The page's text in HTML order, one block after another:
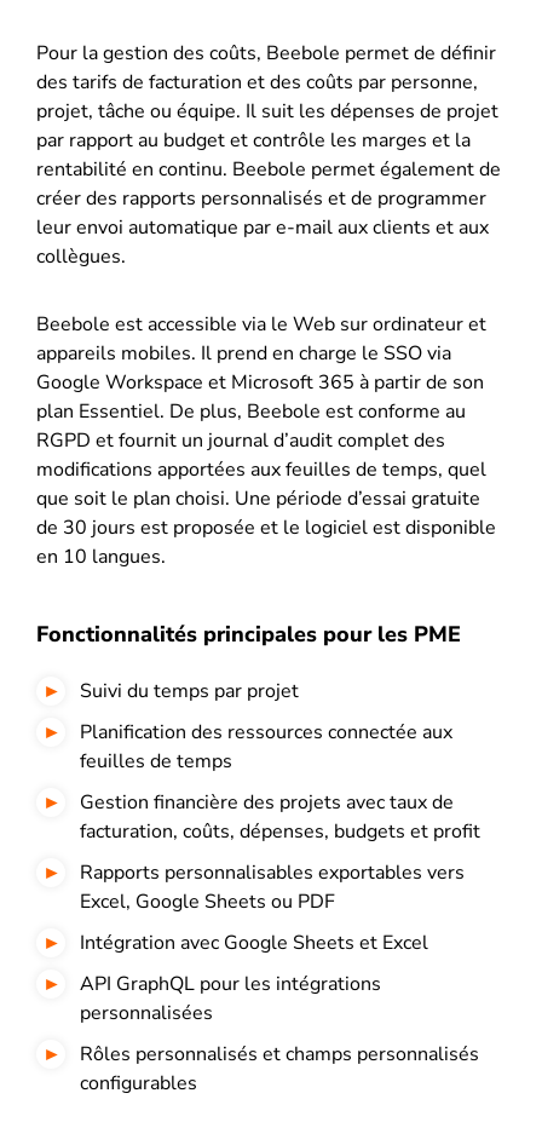
Pour la gestion des coûts, Beebole permet de définir
des tarifs de facturation et des coûts par personne,
projet, tâche ou équipe. Il suit les dépenses de projet
par rapport au budget et contrôle les marges et la
rentabilité en continu. Beebole permet également de
créer des rapports personnalisés et de programmer
leur envoi automatique par e-mail aux clients et aux
collègues.
Beebole est accessible via le Web sur ordinateur et
appareils mobiles. Il prend en charge le SSO via
Google Workspace et Microsoft 365 à partir de son
plan Essentiel. De plus, Beebole est conforme au
RGPD et fournit un journal d’audit complet des
modifications apportées aux feuilles de temps, quel
que soit le plan choisi. Une période d’essai gratuite
de 30 jours est proposée et le logiciel est disponible
en 10 langues.
Fonctionnalités principales pour les PME
Suivi du temps par projet
Planification des ressources connectée aux
feuilles de temps
Gestion financière des projets avec taux de
facturation, coûts, dépenses, budgets et profit
Rapports personnalisables exportables vers
Excel, Google Sheets ou PDF
Intégration avec Google Sheets et Excel
API GraphQL pour les intégrations
personnalisées
Rôles personnalisés et champs personnalisés
configurables